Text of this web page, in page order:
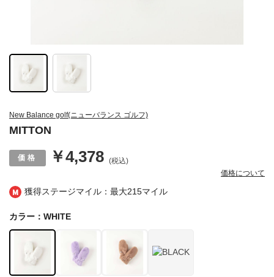
獲得ステージマイル：最大215マイル
New Balance golf(ニューバランス ゴルフ)
MITTON
￥4,378 (税込)
価格について
カラー：WHITE